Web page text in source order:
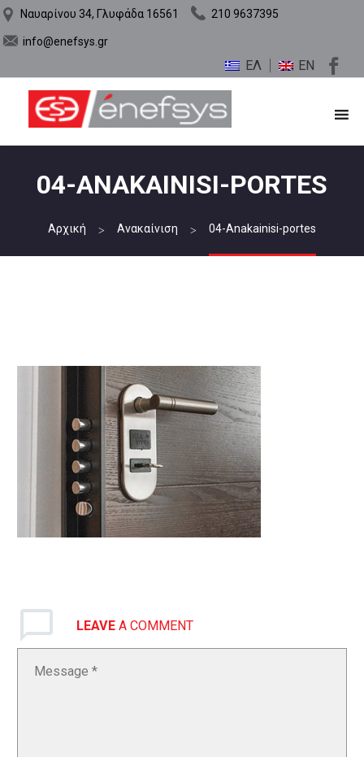
Ναυαρίνου 34, Γλυφάδα 16561 210 9637395
info@enefsys.gr
ΕΛ EN
04-ANAKAINISI-PORTES
Αρχική Ανακαίνιση 04-Anakainisi-portes
LEAVE A COMMENT